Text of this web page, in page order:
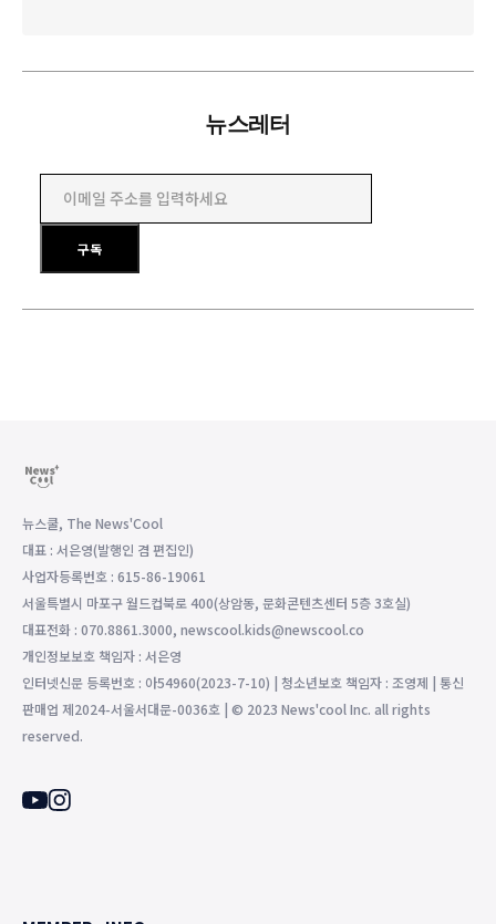
뉴스레터
구독
뉴스쿨, The News'Cool
대표 : 서은영(발행인 겸 편집인)
사업자등록번호 : 615-86-19061
서울특별시 마포구 월드컵북로 400(상암동, 문화콘텐츠센터 5층 3호실)
대표전화 : 070.8861.3000, newscool.kids@newscool.co
개인정보보호 책임자 : 서은영
인터넷신문 등록번호 : 아54960(2023-7-10) | 청소년보호 책임자 : 조영제 | 통신
판매업 제2024-서울서대문-0036호 | © 2023 News'cool Inc. all rights
reserved.